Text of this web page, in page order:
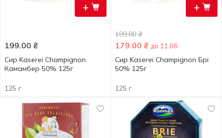
+
199.00 ₴
Сир Kaserei Champignon
Камамбер 50% 125г
125 г
+
199.00 ₴
179.00 ₴ до 11.08
Сир Kaserei Champignon Брі
50% 125г
125 г